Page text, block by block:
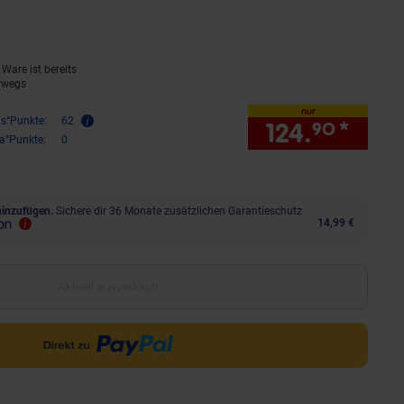
Ware ist bereits
62
0
nur
124.90 *
Sichere dir 36 Monate zusätzlichen Garantieschutz
14,99 €